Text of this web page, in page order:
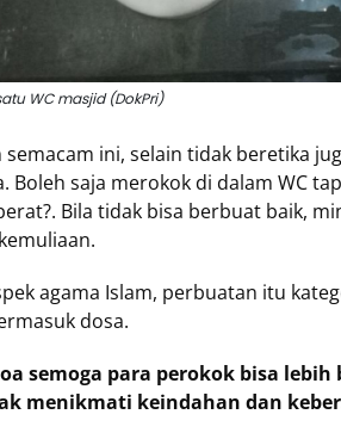
WC masjid (DokPri)
semacam ini, selain tidak beretika
Boleh saja merokok di dalam WC
Bila tidak bisa berbuat baik,
agama Islam, perbuatan itu
dosa.
semoga para perokok bisa
menikmati keindahan dan